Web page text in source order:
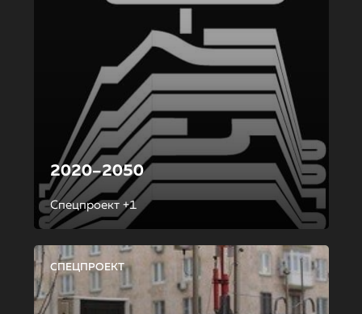
2020–2050
Спецпроект +1
СПЕЦПРОЕКТ